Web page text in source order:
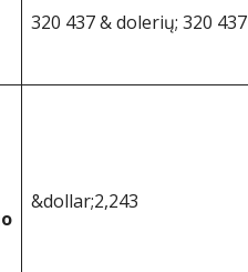
320 437 & dolerių; 320 437
&dollar;2,243